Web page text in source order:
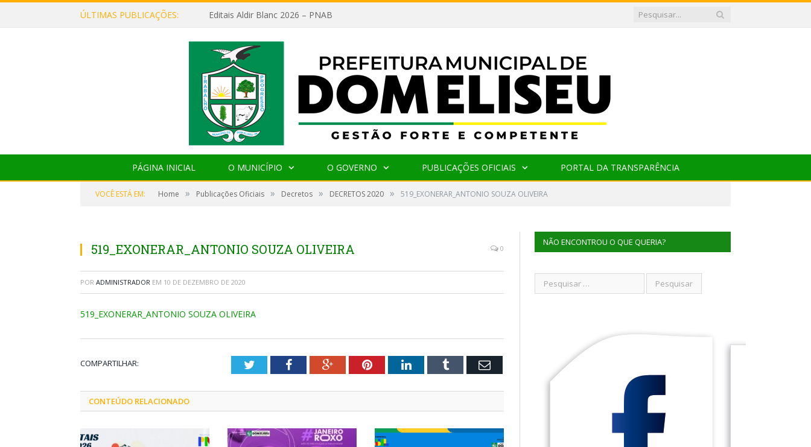
ÚLTIMAS PUBLICAÇÕES: Editais Aldir Blanc 2026 – PNAB
PÁGINA INICIAL O MUNICÍPIO O GOVERNO PUBLICAÇÕES OFICIAIS PORTAL DA TRANSPARÊNCIA
VOCÊ ESTÁ EM: Home » Publicações Oficiais » Decretos » DECRETOS 2020 » 519_EXONERAR_ANTONIO SOUZA OLIVEIRA
519_EXONERAR_ANTONIO SOUZA OLIVEIRA 0
POR ADMINISTRADOR EM 10 DE DEZEMBRO DE 2020
519_EXONERAR_ANTONIO SOUZA OLIVEIRA
COMPARTILHAR: TwitterFacebookGoogle+PinterestLinkedInTumblr Email
CONTEÚDO RELACIONADO
NÃO ENCONTROU O QUE QUERIA?